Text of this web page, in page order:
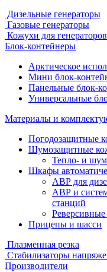
Дизельные генераторы
Газовые генераторы
Кожухи для генераторов
Блок-контейнеры
Арктическое
Мини блок-
Панельные блок-
Универсальные
Материалы и
Погодозащитные
Шумозащитные
Тепло- и
Шкафы
АВР для
АВР и
станций
Прицепы и шасси
Плазменная резка
Стабилизаторы
Производители